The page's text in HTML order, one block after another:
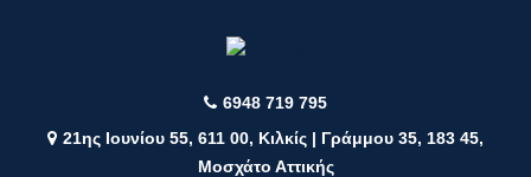
6948 719 795
21ης Ιουνίου 55, 611 00, Κιλκίς | Γράμμου 35, 183 45,
Μοσχάτο Αττικής